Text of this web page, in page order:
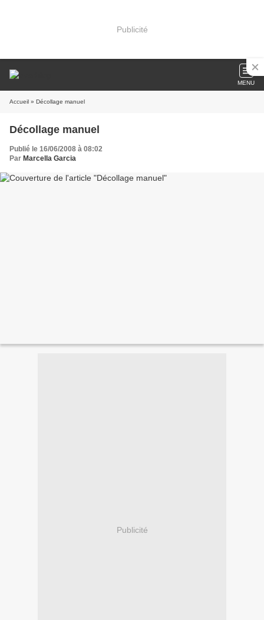
Publicité
MENU
Accueil » Décollage manuel
Décollage manuel
Publié le 16/06/2008 à 08:02
Par Marcella Garcia
Publicité